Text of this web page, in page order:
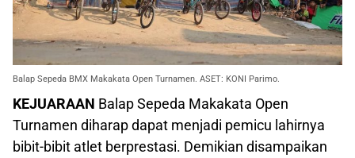
Balap Sepeda BMX Makakata Open Turnamen. ASET: KONI Parimo.
KEJUARAAN Balap Sepeda Makakata Open
Turnamen diharap dapat menjadi pemicu lahirnya
bibit-bibit atlet berprestasi. Demikian disampaikan